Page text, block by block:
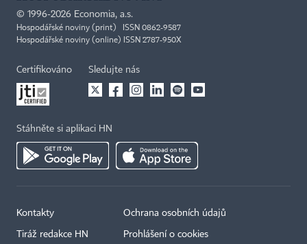
© 1996-2026 Economia, a.s.
Hospodářské noviny (print) ISSN 0862-9587
Hospodářské noviny (online) ISSN 2787-950X
Certifikováno Sledujte nás
Stáhněte si aplikaci HN
Kontakty
Tiráž redakce HN
Ochrana osobních údajů
Prohlášení o cookies